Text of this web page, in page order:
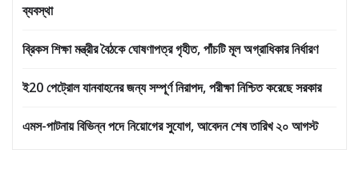
ব্যবস্থা
ব্রিকস শিক্ষা মন্ত্রীর বৈঠকে ঘোষণাপত্র গৃহীত, পাঁচটি মূল অগ্রাধিকার নির্ধারণ
ই20 পেট্রোল যানবাহনের জন্য সম্পূর্ণ নিরাপদ, পরীক্ষা নিশ্চিত করেছে সরকার
এমস-পাটনায় বিভিন্ন পদে নিয়োগের সুযোগ, আবেদন শেষ তারিখ ২০ আগস্ট